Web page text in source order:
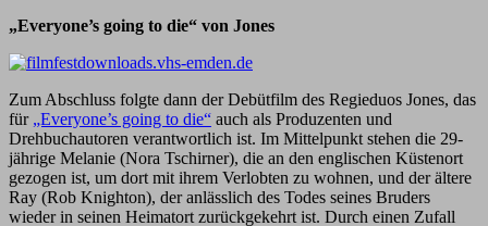
„Everyone’s going to die“ von Jones
Zum Abschluss folgte dann der Debütfilm des Regieduos Jones, das
für „Everyone’s going to die“ auch als Produzenten und
Drehbuchautoren verantwortlich ist. Im Mittelpunkt stehen die 29-
jährige Melanie (Nora Tschirner), die an den englischen Küstenort
gezogen ist, um dort mit ihrem Verlobten zu wohnen, und der ältere
Ray (Rob Knighton), der anlässlich des Todes seines Bruders
wieder in seinen Heimatort zurückgekehrt ist. Durch einen Zufall